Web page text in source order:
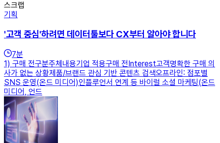
스크랩
기획
'고객 중심'하려면 데이터툴보다 CX부터 알아야 합니다
7분
1) 구매 전구분주체내용기업 적용구매 전Interest고객명확한 구매 의
사가 없는 상황제품/브랜드 관심 기반 콘텐츠 검색오프라인: 점포별
SNS 운영(온드 미디어)인플루언서 연계 등 바이럴 소셜 마케팅(온드
미디어, 언드